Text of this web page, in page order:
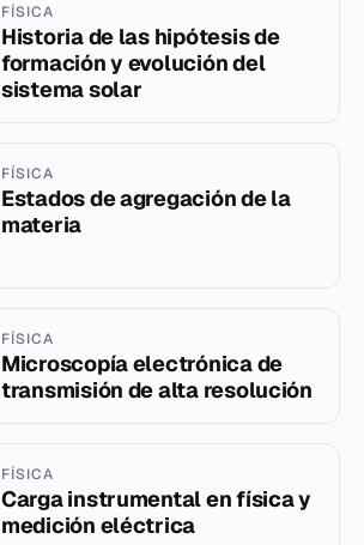
FÍSICA
Historia de las hipótesis de
formación y evolución del
sistema solar
FÍSICA
Estados de agregación de la
materia
FÍSICA
Microscopía electrónica de
transmisión de alta resolución
FÍSICA
Carga instrumental en física y
medición eléctrica